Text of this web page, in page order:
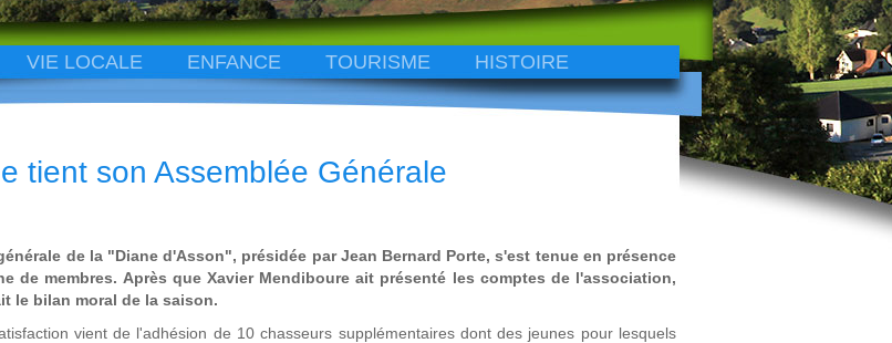
VIE LOCALE ENFANCE TOURISME HISTOIRE
tient son Assemblée Générale
de la "Diane d'Asson", présidée par Jean Bernard Porte, s'est tenue en présence
de membres. Après que Xavier Mendiboure ait présenté les comptes de l'association,
le bilan moral de la saison.
vient de l'adhésion de 10 chasseurs supplémentaires dont des jeunes pour lesquels